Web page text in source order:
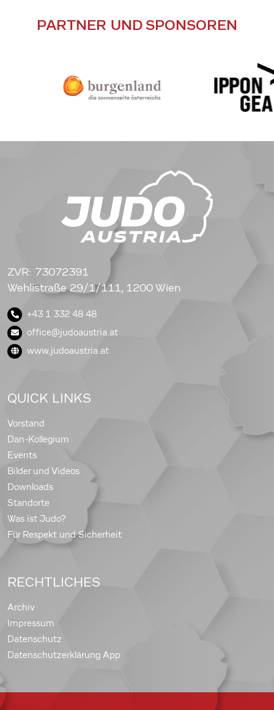
PARTNER UND SPONSOREN
ZVR: 73072391
Wehlistraße 29/1/111, 1200 Wien
+43 1 332 48 48
office@judoaustria.at
www.judoaustria.at
QUICK LINKS
Vorstand
Dan-Kollegium
Events
Bilder und Videos
Downloads
Standorte
Was ist Judo?
Für Respekt und Sicherheit
RECHTLICHES
Archiv
Impressum
Datenschutz
Datenschutzerklärung App